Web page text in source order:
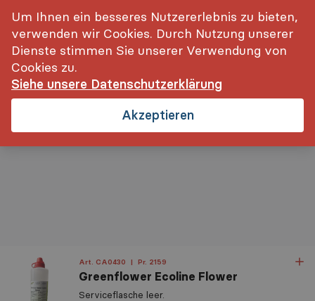
Um Ihnen ein besseres Nutzererlebnis zu bieten,
verwenden wir Cookies. Durch Nutzung unserer
Dienste stimmen Sie unserer Verwendung von
Cookies zu.
Siehe unsere Datenschutzerklärung
Akzeptieren
inkl. MwSt. Login
Relevanz
Art. CA0430 | Pr. 2159
Greenflower Ecoline Flower
Serviceflasche leer.